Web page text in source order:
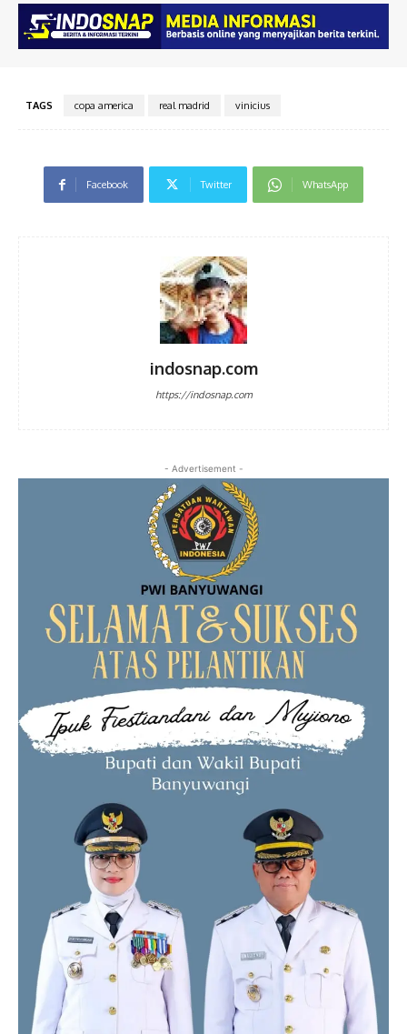
TAGS copa america real madrid vinicius
Facebook Twitter WhatsApp
indosnap.com
https://indosnap.com
- Advertisement -